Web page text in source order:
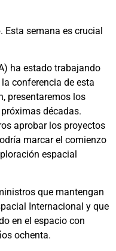
Esta semana es crucial
ha estado trabajando
conferencia de esta
presentaremos los
décadas.
aprobar los proyectos
marcar el comienzo
espacial
que mantengan
Internacional y que
en el espacio con
ochenta.